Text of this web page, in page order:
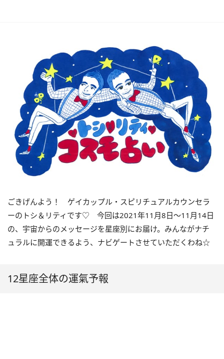
ごきげんよう！ ゲイカップル・スピリチュアルカウンセラ
ーのトシ＆リティです♡ 今回は2021年11月8日〜11 月14日
の、宇宙からのメッセージを星座別にお届け。みんながナチ
ュラルに開運できるよう、ナビゲートさせていただくわね☆
12星座全体の運氣予報